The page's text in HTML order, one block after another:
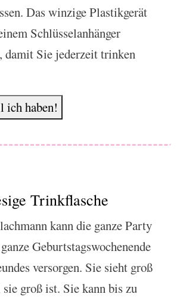
Das winzige Plastikgerät
Schlüsselanhänger
damit Sie jederzeit trinken
ich haben!
Trinkflasche
kann die ganze Party
Geburtstagswochenende
versorgen. Sie sieht groß
groß ist. Sie kann bis zu